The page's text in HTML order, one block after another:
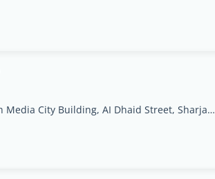
Sharjah Media City Building, AI Dhaid Street, Sharjah, UAE, Ash Shāriqah